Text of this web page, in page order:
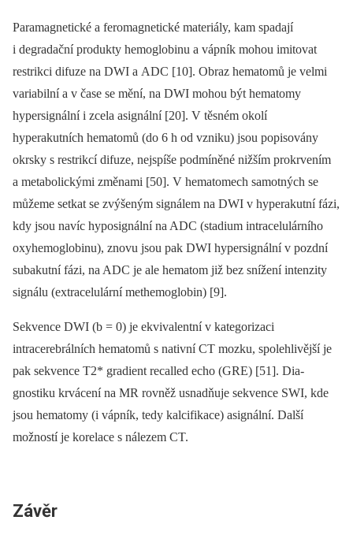
Paramagnetické a feromagnetické materiály, kam spadají
i degradační produkty hemoglobinu a vápník mohou imitovat
restrikci difuze na DWI a ADC [10]. Obraz hematomů je velmi
variabilní a v čase se mění, na DWI mohou být hematomy
hypersignální i zcela asignální [20]. V těsném okolí
hyperakutních hematomů (do 6 h od vzniku) jsou popisovány
okrsky s restrikcí difuze, nejspíše podmíněné nižším prokrvením
a metabolickými změnami [50]. V hematomech samotných se
můžeme setkat se zvýšeným signálem na DWI v hyperakutní fázi,
kdy jsou navíc hyposignální na ADC (stadium intracelulárního
oxyhemoglobinu), znovu jsou pak DWI hypersignální v pozdní
subakutní fázi, na ADC je ale hematom již bez snížení intenzity
signálu (extracelulární methemoglobin) [9].
Sekvence DWI (b = 0) je ekvivalentní v kategorizaci
intracerebrálních hematomů s nativní CT mozku, spolehlivější je
pak sekvence T2* gradient recal­led echo (GRE) [51]. Dia­
gnostiku krvácení na MR rovněž usnadňuje sekvence SWI, kde
jsou hematomy (i vápník, tedy kalcifikace) asignální. Další
možností je korelace s nálezem CT.
Závěr